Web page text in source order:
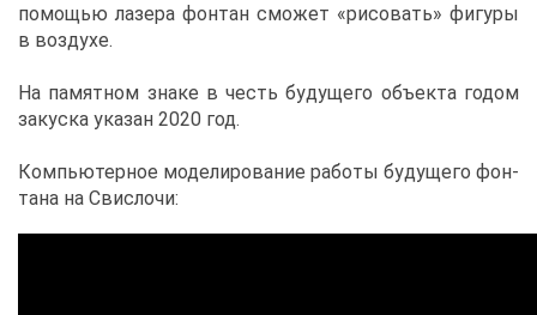
по­мо­щью ла­зе­ра фон­тан смо­жет «ри­со­вать» фи­гу­ры
в воз­ду­хе.
На па­мят­ном зна­ке в честь бу­ду­ще­го объ­ек­та го­дом
за­кус­ка ука­зан 2020 год.
Ком­пью­тер­ное мо­де­ли­ро­ва­ние ра­бо­ты бу­ду­ще­го фон­
та­на на Свис­ло­чи: